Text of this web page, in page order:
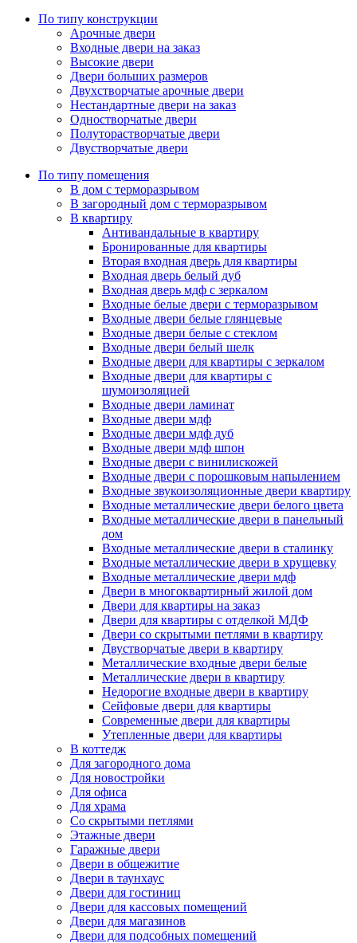
По типу конструкции
Арочные двери
Входные двери на заказ
Высокие двери
Двери больших размеров
Двухстворчатые арочные двери
Нестандартные двери на заказ
Одностворчатые двери
Полуторастворчатые двери
Двустворчатые двери
По типу помещения
В дом с терморазрывом
В загородный дом с терморазрывом
В квартиру
Антивандальные в квартиру
Бронированные для квартиры
Вторая входная дверь для квартиры
Входная дверь белый дуб
Входная дверь мдф с зеркалом
Входные белые двери с терморазрывом
Входные двери белые глянцевые
Входные двери белые с стеклом
Входные двери белый шелк
Входные двери для квартиры с зеркалом
Входные двери для квартиры с
шумоизоляцией
Входные двери ламинат
Входные двери мдф
Входные двери мдф дуб
Входные двери мдф шпон
Входные двери с винилискожей
Входные двери с порошковым напылением
Входные звукоизоляционные двери квартиру
Входные металлические двери белого цвета
Входные металлические двери в панельный
дом
Входные металлические двери в сталинку
Входные металлические двери в хрущевку
Входные металлические двери мдф
Двери в многоквартирный жилой дом
Двери для квартиры на заказ
Двери для квартиры с отделкой МДФ
Двери со скрытыми петлями в квартиру
Двустворчатые двери в квартиру
Металлические входные двери белые
Металлические двери в квартиру
Недорогие входные двери в квартиру
Сейфовые двери для квартиры
Современные двери для квартиры
Утепленные двери для квартиры
В коттедж
Для загородного дома
Для новостройки
Для офиса
Для храма
Со скрытыми петлями
Этажные двери
Гаражные двери
Двери в общежитие
Двери в таунхаус
Двери для гостиниц
Двери для кассовых помещений
Двери для магазинов
Двери для подсобных помещений